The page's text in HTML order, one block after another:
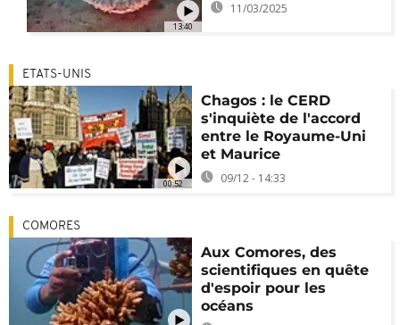
13:40
11/03/2025
00:52
ETATS-UNIS
Chagos : le CERD
s'inquiète de l'accord
entre le Royaume-Uni
et Maurice
09/12 - 14:33
COMORES
Aux Comores, des
scientifiques en quête
d'espoir pour les
océans